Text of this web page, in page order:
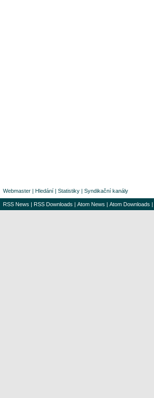
Webmaster | Hledání | Statistiky | Syndikační kanály
RSS News | RSS Downloads | Atom News | Atom Downloads |